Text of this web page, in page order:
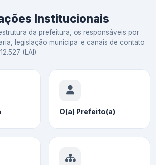
Institucionais
da prefeitura, os responsáveis por
legislação municipal e canais de contato
(LAI)
O(a) Prefeito(a)